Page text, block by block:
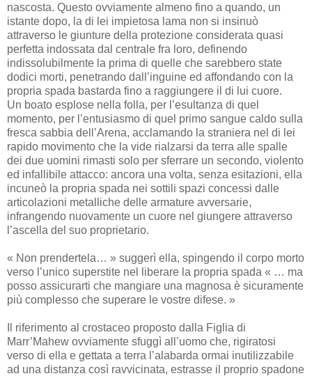
nascosta. Questo ovviamente almeno fino a quando, un
istante dopo, la di lei impietosa lama non si insinuò
attraverso le giunture della protezione considerata quasi
perfetta indossata dal centrale fra loro, definendo
indissolubilmente la prima di quelle che sarebbero state
dodici morti, penetrando dall’inguine ed affondando con la
propria spada bastarda fino a raggiungere il di lui cuore.
Un boato esplose nella folla, per l’esultanza di quel
momento, per l’entusiasmo di quel primo sangue caldo sulla
fresca sabbia dell’Arena, acclamando la straniera nel di lei
rapido movimento che la vide rialzarsi da terra alle spalle
dei due uomini rimasti solo per sferrare un secondo, violento
ed infallibile attacco: ancora una volta, senza esitazioni, ella
incuneò la propria spada nei sottili spazi concessi dalle
articolazioni metalliche delle armature avversarie,
infrangendo nuovamente un cuore nel giungere attraverso
l’ascella del suo proprietario.
« Non prendertela… » suggerì ella, spingendo il corpo morto
verso l’unico superstite nel liberare la propria spada « … ma
posso assicurarti che mangiare una magnosa è sicuramente
più complesso che superare le vostre difese. »
Il riferimento al crostaceo proposto dalla Figlia di
Marr’Mahew ovviamente sfuggì all’uomo che, rigiratosi
verso di ella e gettata a terra l’alabarda ormai inutilizzabile
ad una distanza così ravvicinata, estrasse il proprio spadone